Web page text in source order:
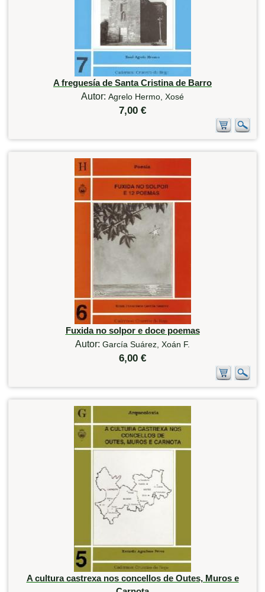
A freguesía de Santa Cristina de Barro
Autor: Agrelo Hermo, Xosé
7,00 €
Fuxida no solpor e doce poemas
Autor: García Suárez, Xoán F.
6,00 €
A cultura castrexa nos concellos de Outes, Muros e